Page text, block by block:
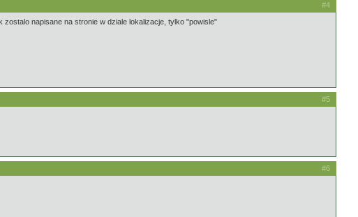
#4
napisane na stronie w dziale lokalizacje, tylko "powisle"
#5
#6